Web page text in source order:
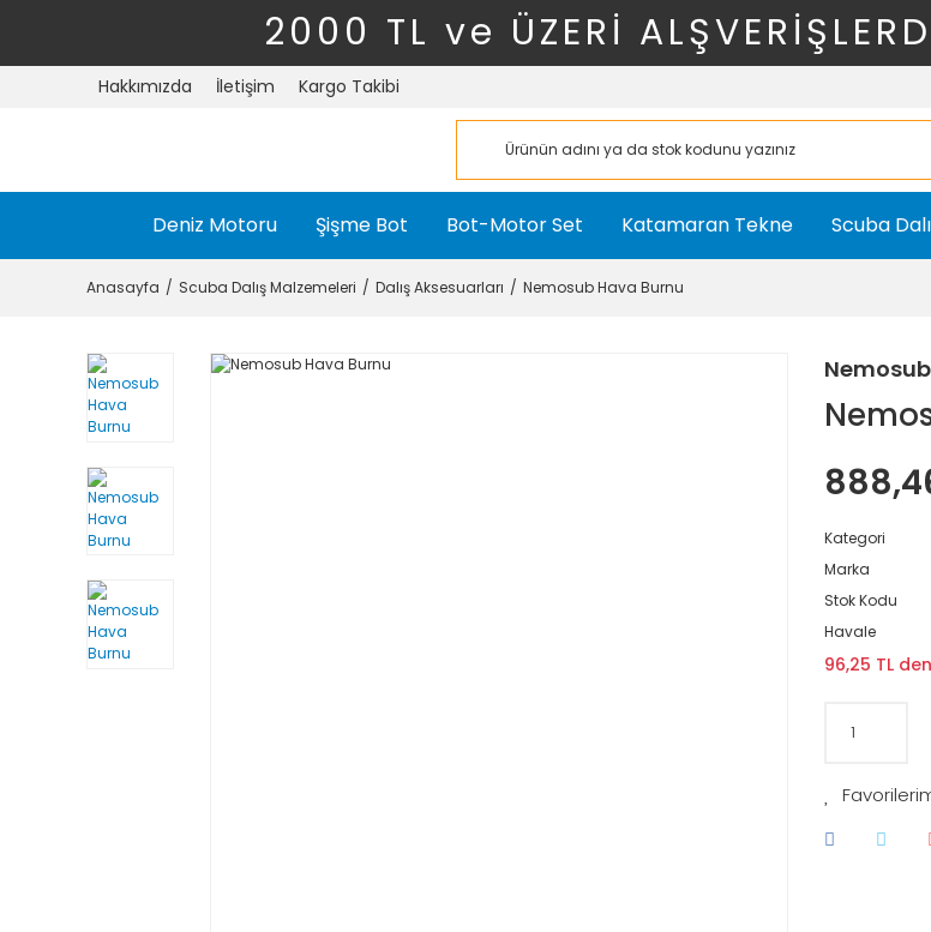
2000 TL ve ÜZERİ
Hakkımızda İletişim Kargo Takibi
Deniz Motoru Şişme Bot Bot-Motor Set Katamaran Tekne Scuba
Anasayfa Scuba Dalış Malzemeleri Dalış Aksesuarları Nemosub Hava Burnu
Nemosub
Kategori
Marka
Stok Kodu
Havale
96,25 TL